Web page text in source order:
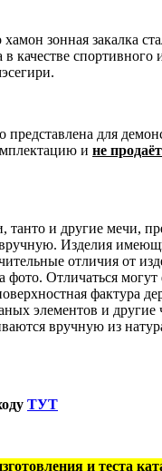
зонная закалка
качестве спортивного
представлена для
и не
танто и другие мечи,
Изделия
отличия от
фото. Отличаться
фактура
элементов и другие
вручную из
ТУТ
и теста